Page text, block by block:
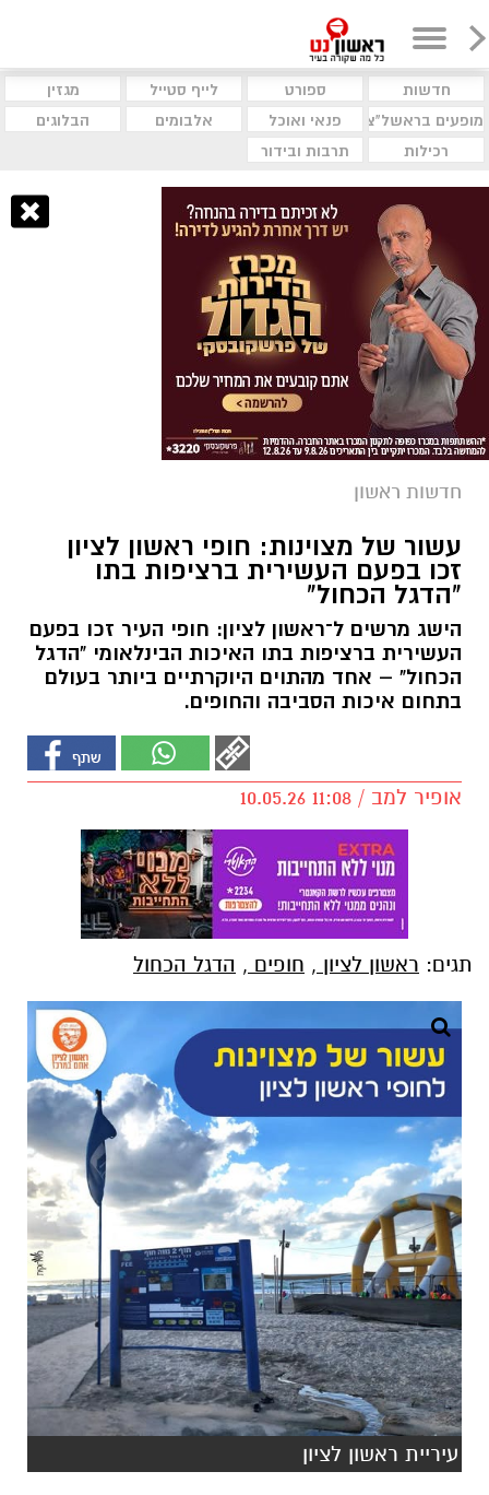
חדשות ספורט לייף סטייל
מגזין
מופעים בראשל"צ
פנאי ואוכל אלבומים
הבלוגים
רכילות
תרבות ובידור
חדשות ראשון
עשור של מצוינות: חופי ראשון לציון
זכו בפעם העשירית ברציפות בתו
"הדגל הכחול"
הישג מרשים ל־ראשון לציון: חופי העיר זכו בפעם
העשירית ברציפות בתו האיכות הבינלאומי "הדגל
הכחול" – אחד מהתוים היוקרתיים ביותר בעולם
בתחום איכות הסביבה והחופים.
אופיר למב / 11:08 10.05.26
תגים: ראשון לציון , חופים , הדגל הכחול
עיריית ראשון לציון